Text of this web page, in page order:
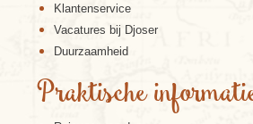
Klantenservice
Vacatures bij Djoser
Duurzaamheid
Praktische